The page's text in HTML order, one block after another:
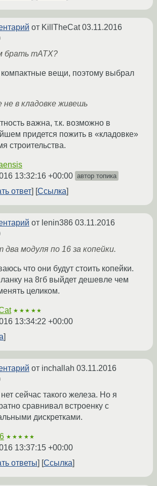
от KillTheCat03.11.2016
брать mATX?
вещи, поэтому выбрал
не в кладовке живешь
важна, т.к. возможно в
придется пожить в «кладовке»
строительства.
13:32:16 +00:00 автор топика
ответ Ссылка
от lenin386 03.11.2016
два модуля по 16 за копейки.
что они будут стоить копейки.
на 8гб выйдет дешевле чем
целиком.
★★★★★
13:34:22 +00:00
от inchallah 03.11.2016
сейчас такого железа. Но я
сравнивал встроенку с
дискретками.
★★★★★
13:37:15 +00:00
ответы
Ссылка